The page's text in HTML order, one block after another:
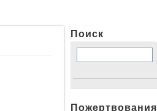
Поиск
Пожертвования